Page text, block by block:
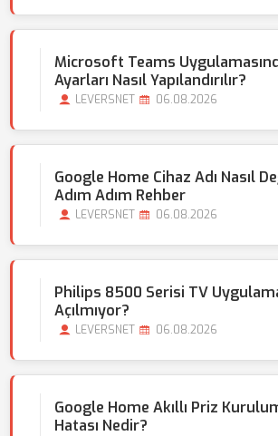
Microsoft Teams
Ayarları Nasıl Yapılandırılır?
LEVERSNET 06.08.2026
Google Home Cihaz Adı Nasıl
Adım Adım Rehber
LEVERSNET 06.08.2026
Philips 8500 Serisi TV
Açılmıyor?
LEVERSNET 06.08.2026
Google Home Akıllı Priz
Hatası Nedir?